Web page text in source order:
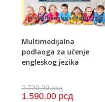
Multimedijalna
podlaoga za učenje
engleskog jezika
2.720,00рсд
1.590,00 рсд